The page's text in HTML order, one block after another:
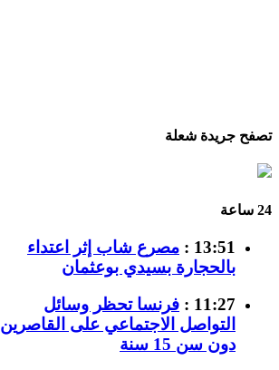
تصفح جريدة شعلة
24 ساعة
13:51 :
مصرع شاب إثر اعتداء
بالحجارة بسيدي بوعثمان
11:27 :
فرنسا تحظر وسائل
التواصل الاجتماعي على القاصرين
دون سن 15 سنة